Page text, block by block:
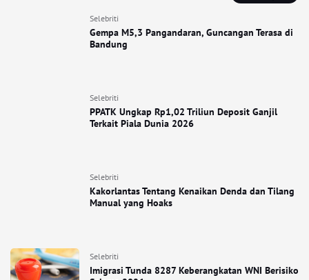
Selebriti
Gempa M5,3 Pangandaran, Guncangan Terasa di
Bandung
Selebriti
PPATK Ungkap Rp1,02 Triliun Deposit Ganjil
Terkait Piala Dunia 2026
Selebriti
Kakorlantas Tentang Kenaikan Denda dan Tilang
Manual yang Hoaks
Selebriti
Imigrasi Tunda 8287 Keberangkatan WNI Berisiko